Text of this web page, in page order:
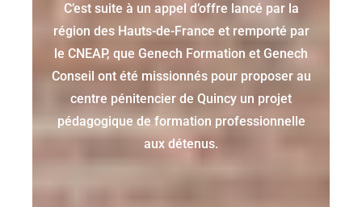
C’est suite à un appel d’offre lancé par la
région des Hauts-de-France et remporté par
le CNEAP, que Genech Formation et Genech
Conseil ont été missionnés pour proposer au
centre pénitencier de Quincy un projet
pédagogique de formation professionnelle
aux détenus.